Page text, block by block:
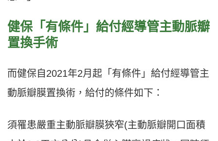
健保「有條件」給付經導管主動脈瓣
置換手術
而健保自2021年2月起「有條件」給付經導管主
動脈瓣膜置換術，給付的條件如下：
須罹患嚴重主動脈瓣膜狹窄(主動脈瓣開口面積